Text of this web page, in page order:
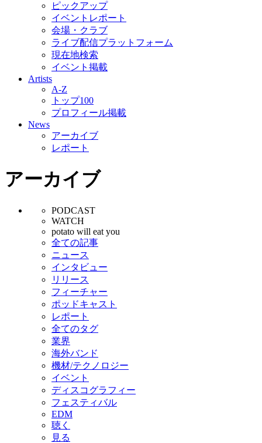
ピックアップ
イベントレポート
会場・クラブ
ライブ配信プラットフォーム
現在地検索
イベント掲載
Artists
A-Z
トップ100
プロフィール掲載
News
アーカイブ
レポート
アーカイブ
PODCAST
WATCH
potato will eat you
全ての記事
ニュース
インタビュー
リリース
フィーチャー
ポッドキャスト
レポート
全てのタグ
業界
海外バンド
機材/テクノロジー
イベント
ディスコグラフィー
フェスティバル
EDM
聴く
見る